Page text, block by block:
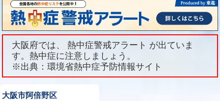
大阪府では、 熱中症警戒アラート が出ていま
す。熱中症に注意しましょう。
※出典：環境省熱中症予防情報サイト
大阪市阿倍野区